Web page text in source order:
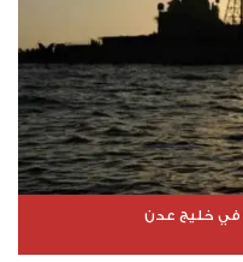
في خليج عدن